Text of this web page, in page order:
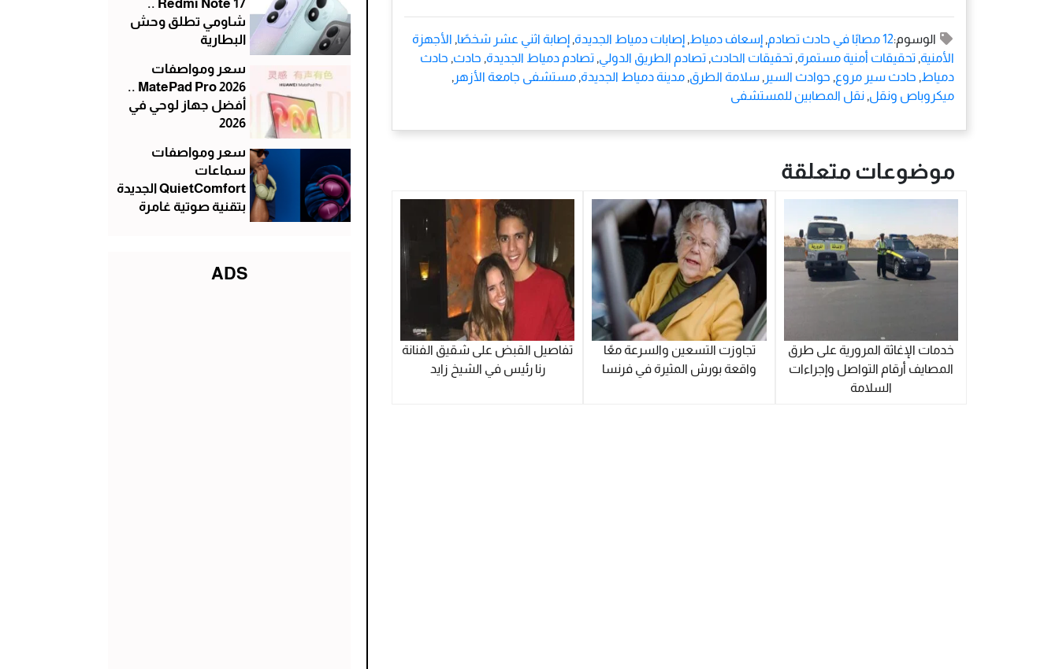
الوسوم:12 مصابًا في حادث تصادم , إسعاف دمياط, إصابات دمياط الجديدة, إصابة اثني عشر شخصًا, الأجهزة
الأمنية, تحقيقات أمنية مستمرة, تحقيقات الحادث, تصادم الطريق الدولي, تصادم دمياط الجديدة, حادث, حادث
دمياط, حادث سير مروع, حوادث السير , سلامة الطرق, مدينة دمياط الجديدة, مستشفى جامعة الأزهر ,
ميكروباص ونقل, نقل المصابين للمستشفى
موضوعات متعلقة
خدمات الإغاثة المرورية على طرق
المصايف أرقام التواصل وإجراءات
السلامة
تجاوزت التسعين والسرعة معًا
واقعة بورش المثيرة في فرنسا
تفاصيل القبض على شقيق الفنانة
رنا رئيس في الشيخ زايد
Redmi Note 17 ..
شاومي تطلق وحش
البطارية
سعر ومواصفات
MatePad Pro 2026 ..
أفضل جهاز لوحي في
2026
سعر ومواصفات
سماعات
QuietComfort الجديدة
بتقنية صوتية غامرة
ADS